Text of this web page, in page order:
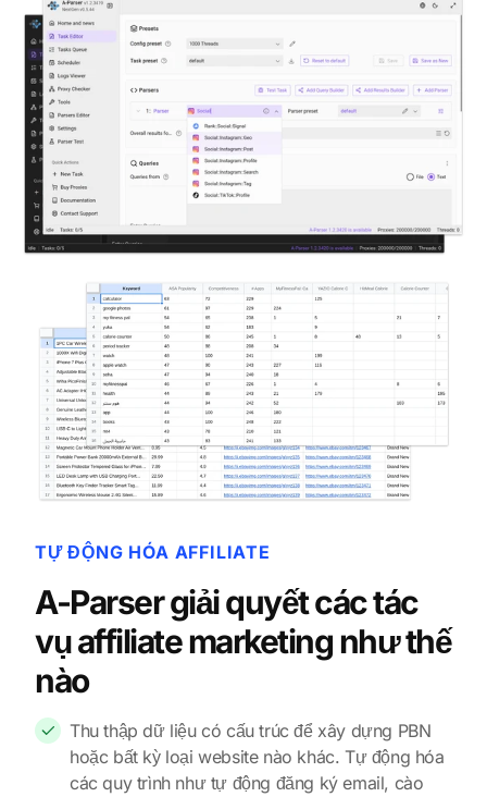
TỰ ĐỘNG HÓA AFFILIATE
A-Parser giải quyết các tác
vụ affiliate marketing như thế
nào
Thu thập dữ liệu có cấu trúc để xây dựng PBN
hoặc bất kỳ loại website nào khác. Tự động hóa
các quy trình như tự động đăng ký email, cào